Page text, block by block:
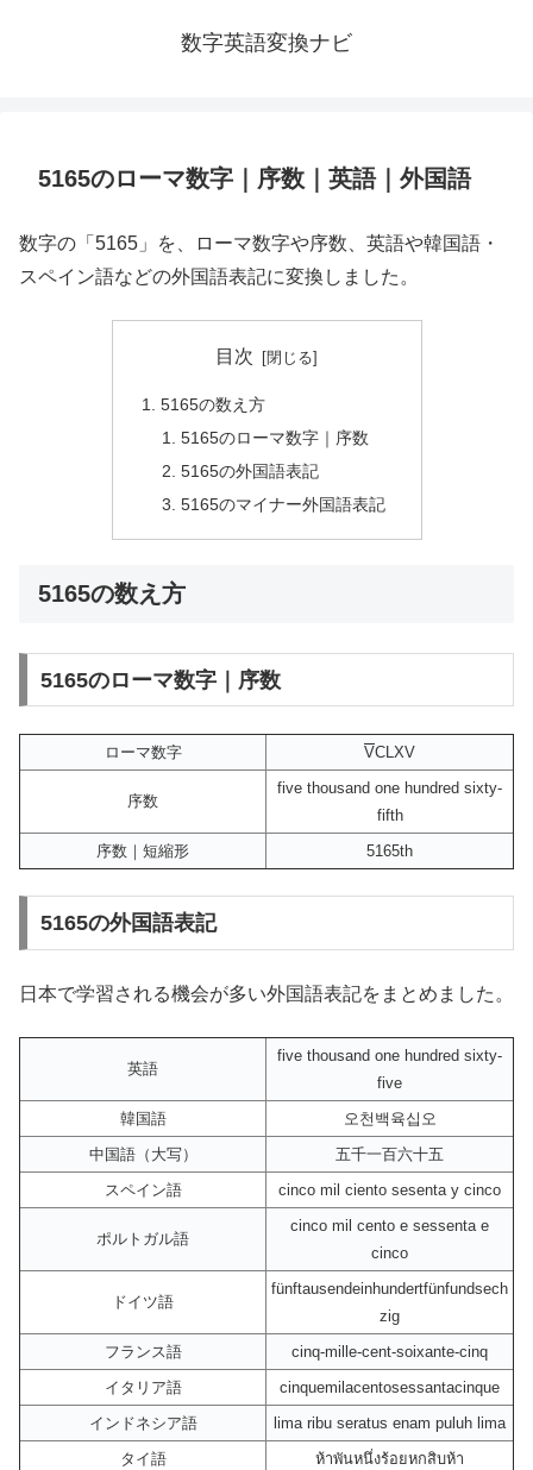
数字英語変換ナビ
5165のローマ数字｜序数｜英語｜外国語
数字の「5165」を、ローマ数字や序数、英語や韓国語・
スペイン語などの外国語表記に変換しました。
目次
5165の数え方
5165のローマ数字｜序数
5165の外国語表記
5165のマイナー外国語表記
5165の数え方
5165のローマ数字｜序数
ローマ数字 VCLXV
序数
five thousand one hundred sixty-
fifth
序数｜短縮形
5165th
5165の外国語表記
日本で学習される機会が多い外国語表記をまとめました。
英語
five thousand one hundred sixty-
five
韓国語
오천백육십오
中国語（大写）
五千一百六十五
スペイン語
cinco mil ciento sesenta y cinco
ポルトガル語
cinco mil cento e sessenta e
cinco
ドイツ語
fünftausendeinhundertfünfundsech
zig
フランス語
cinq-mille-cent-soixante-cinq
イタリア語
cinquemilacentosessantacinque
インドネシア語
lima ribu seratus enam puluh lima
タイ語
ห้าพันหนึ่งร้อยหกสิบห้า